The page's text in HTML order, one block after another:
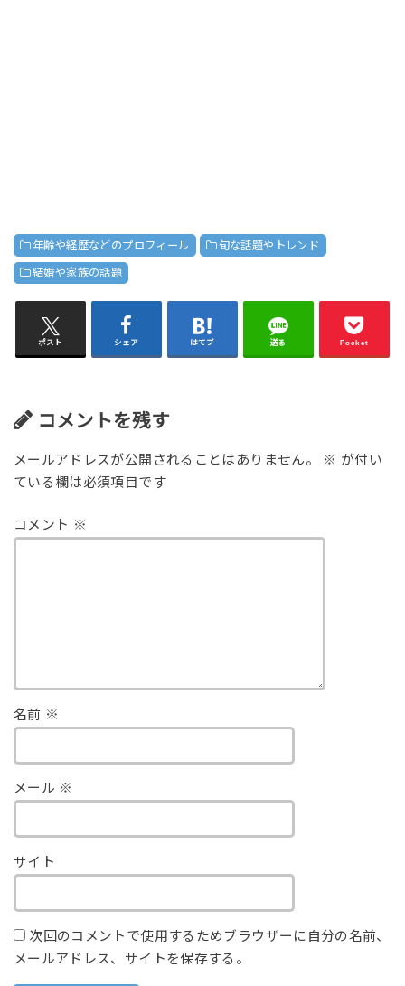
年齢や経歴などのプロフィール 旬な話題やトレンド
結婚や家族の話題
ポスト シェア はてブ 送る Pocket
コメントを残す
メールアドレスが公開されることはありません。 ※ が付い
ている欄は必須項目です
コメント ※
名前 ※
メール ※
サイト
次回のコメントで使用するためブラウザーに自分の名前、
メールアドレス、サイトを保存する。